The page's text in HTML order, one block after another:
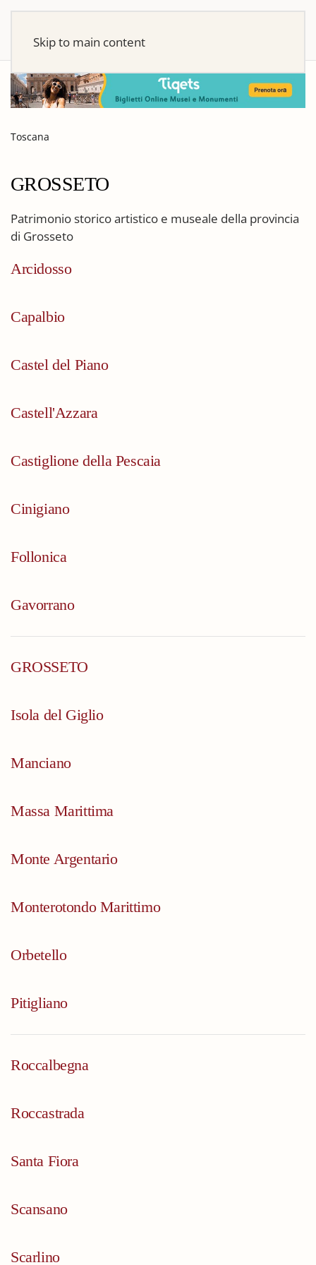
Skip to main content
Toscana
GROSSETO
Patrimonio storico artistico e museale della provincia
di Grosseto
Arcidosso
Capalbio
Castel del Piano
Castell'Azzara
Castiglione della Pescaia
Cinigiano
Follonica
Gavorrano
GROSSETO
Isola del Giglio
Manciano
Massa Marittima
Monte Argentario
Monterotondo Marittimo
Orbetello
Pitigliano
Roccalbegna
Roccastrada
Santa Fiora
Scansano
Scarlino